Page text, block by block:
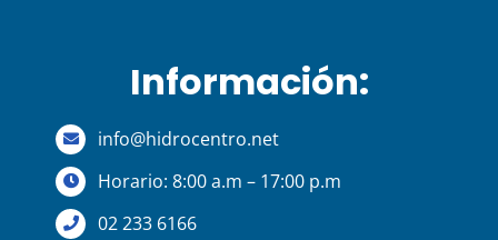
Información:
info@hidrocentro.net
Horario: 8:00 a.m – 17:00 p.m
02 233 6166